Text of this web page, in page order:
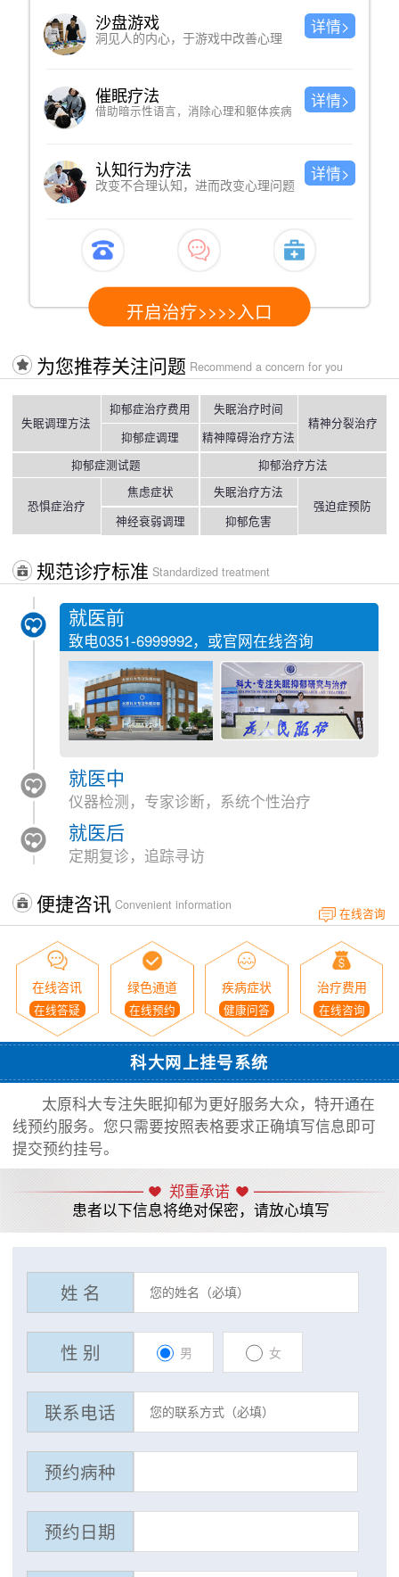
沙盘游戏
洞见人的内心，于游戏中改善心理
详情>
催眠疗法
借助暗示性语言，消除心理和躯体疾病
详情>
认知行为疗法
改变不合理认知，进而改变心理问题
详情>
开启治疗>>>>入口
为您推荐关注问题 Recommend a concern for you
失眠调理方法
抑郁症治疗费用
抑郁症调理
失眠治疗时间
精神障碍治疗方法
精神分裂治疗
抑郁症测试题 抑郁治疗方法
恐惧症治疗
焦虑症状
神经衰弱调理
失眠治疗方法
抑郁危害
强迫症预防
规范诊疗标准 Standardized treatment
就医前
致电0351-6999992，或官网在线咨询
就医中
仪器检测，专家诊断，系统个性治疗
就医后
定期复诊，追踪寻访
便捷咨讯 Convenient information
在线咨询
在线咨讯
在线答疑
绿色通道
在线预约
疾病症状
健康问答
治疗费用
在线咨询
科大网上挂号系统
太原科大专注失眠抑郁为更好服务大众，特开通在
线预约服务。您只需要按照表格要求正确填写信息即可
提交预约挂号。
郑重承诺
患者以下信息将绝对保密，请放心填写
姓 名
性 别 男 女
联系电话
预约病种
预约日期